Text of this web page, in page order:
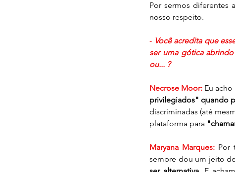
Por sermos diferentes
nosso respeito.
- Você acredita que
ser uma gótica
ou... ?
Necrose Moor: Eu
privilegiados" quando
discriminadas (até
plataforma para
Maryana Marques: Por
sempre dou um jeito